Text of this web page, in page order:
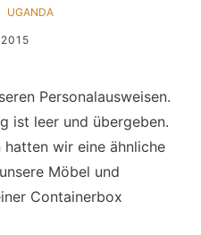
UGANDA
Personalausweisen.
ist leer und übergeben.
hatten wir eine ähnliche
Möbel und
Containerbox